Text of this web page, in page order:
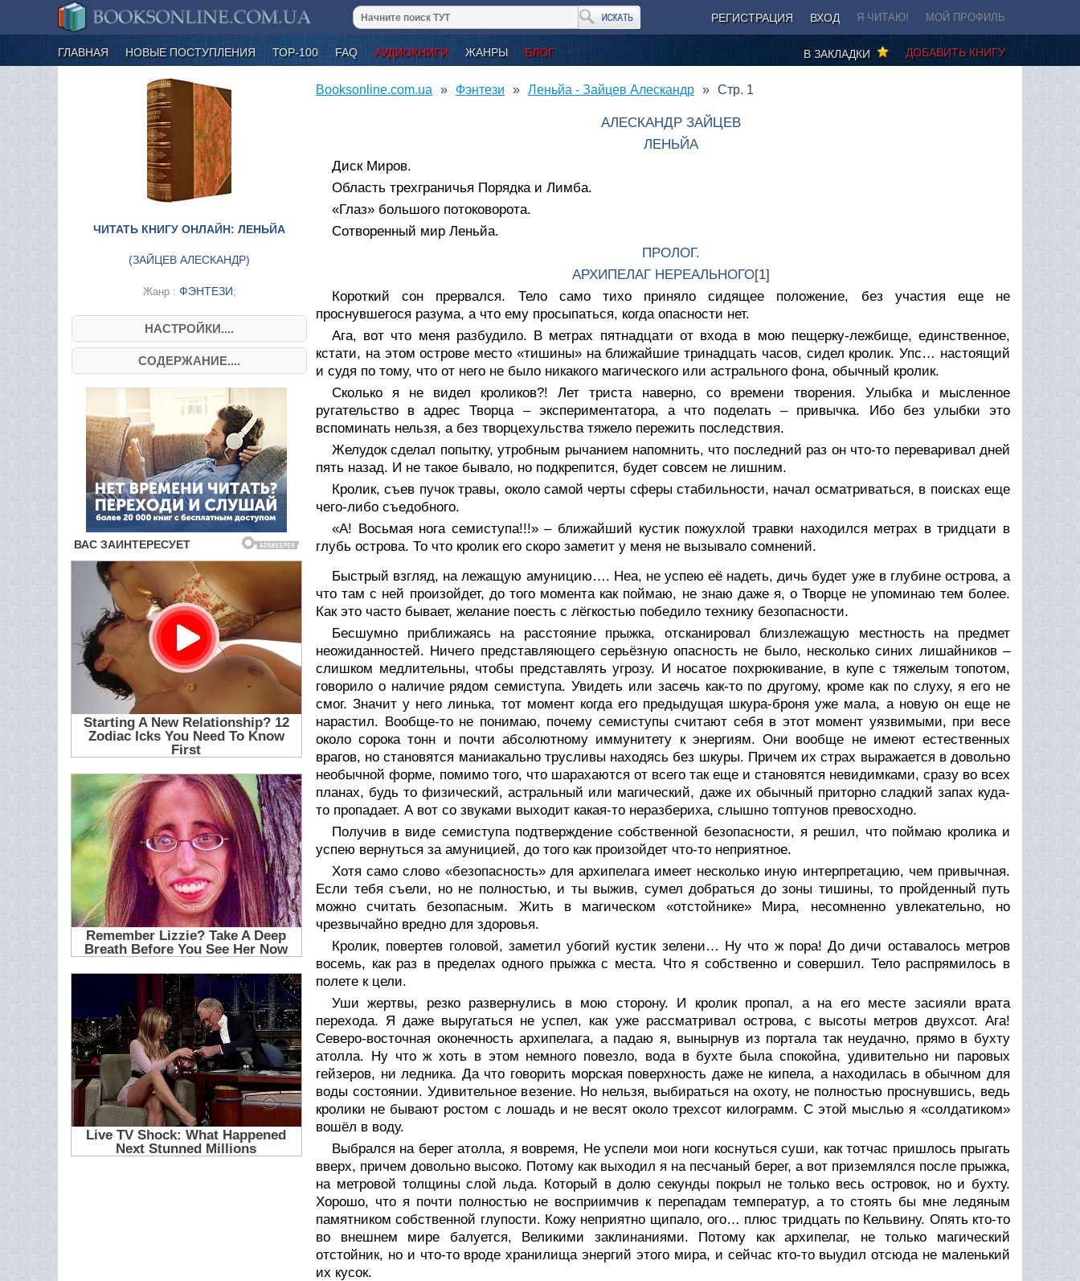
РЕГИСТРАЦИЯ ВХОД Я ЧИТАЮ! МОЙ ПРОФИЛЬ
ГЛАВНАЯ НОВЫЕ ПОСТУПЛЕНИЯ ТОР-100 FAQ АУДИОКНИГИ ЖАНРЫ БЛОГ ДОБАВИТЬ КНИГУ
В ЗАКЛАДКИ
ЧИТАТЬ КНИГУ ОНЛАЙН: ЛЕНЬЙА
(ЗАЙЦЕВ АЛЕСКАНДР)
Жанр : ФЭНТЕЗИ;
НАСТРОЙКИ....
СОДЕРЖАНИЕ....
Booksonline.com.ua Фэнтези Леньйа - Зайцев Алескандр Стр. 1
АЛЕСКАНДР ЗАЙЦЕВ
ЛЕНЬЙА
Диск Миров.
Область трехграничья Порядка и Лимба.
«Глаз» большого потоковорота.
Сотворенный мир Леньйа.
ПРОЛОГ.
АРХИПЕЛАГ НЕРЕАЛЬНОГО[1]
Короткий сон прервался. Тело само тихо приняло сидящее положение, без участия еще не
проснувшегося разума, а что ему просыпаться, когда опасности нет.
Ага, вот что меня разбудило. В метрах пятнадцати от входа в мою пещерку-лежбище, единственное,
кстати, на этом острове место «тишины» на ближайшие тринадцать часов, сидел кролик. Упс… настоящий
и судя по тому, что от него не было никакого магического или астрального фона, обычный кролик.
Сколько я не видел кроликов?! Лет триста наверно, со времени творения. Улыбка и мысленное
ругательство в адрес Творца – экспериментатора, а что поделать – привычка. Ибо без улыбки это
вспоминать нельзя, а без творцехульства тяжело пережить последствия.
Желудок сделал попытку, утробным рычанием напомнить, что последний раз он что-то переваривал дней
пять назад. И не такое бывало, но подкрепится, будет совсем не лишним.
Кролик, съев пучок травы, около самой черты сферы стабильности, начал осматриваться, в поисках еще
чего-либо съедобного.
«А! Восьмая нога семиступа!!!» – ближайший кустик пожухлой травки находился метрах в тридцати в
глубь острова. То что кролик его скоро заметит у меня не вызывало сомнений.
Быстрый взгляд, на лежащую амуницию…. Неа, не успею её надеть, дичь будет уже в глубине острова, а
что там с ней произойдет, до того момента как поймаю, не знаю даже я, о Творце не упоминаю тем более.
Как это часто бывает, желание поесть с лёгкостью победило технику безопасности.
Бесшумно приближаясь на расстояние прыжка, отсканировал близлежащую местность на предмет
неожиданностей. Ничего представляющего серьёзную опасность не было, несколько синих лишайников –
слишком медлительны, чтобы представлять угрозу. И носатое похрюкивание, в купе с тяжелым топотом,
говорило о наличие рядом семиступа. Увидеть или засечь как-то по другому, кроме как по слуху, я его не
смог. Значит у него линька, тот момент когда его предыдущая шкура-броня уже мала, а новую он еще не
нарастил. Вообще-то не понимаю, почему семиступы считают себя в этот момент уязвимыми, при весе
около сорока тонн и почти абсолютному иммунитету к энергиям. Они вообще не имеют естественных
врагов, но становятся маниакально трусливы находясь без шкуры. Причем их страх выражается в довольно
необычной форме, помимо того, что шарахаются от всего так еще и становятся невидимками, сразу во всех
планах, будь то физический, астральный или магический, даже их обычный приторно сладкий запах куда-
то пропадает. А вот со звуками выходит какая-то неразбериха, слышно топтунов превосходно.
Получив в виде семиступа подтверждение собственной безопасности, я решил, что поймаю кролика и
успею вернуться за амуницией, до того как произойдет что-то неприятное.
Хотя само слово «безопасность» для архипелага имеет несколько иную интерпретацию, чем привычная.
Если тебя съели, но не полностью, и ты выжив, сумел добраться до зоны тишины, то пройденный путь
можно считать безопасным. Жить в магическом «отстойнике» Мира, несомненно увлекательно, но
чрезвычайно вредно для здоровья.
Кролик, повертев головой, заметил убогий кустик зелени… Ну что ж пора! До дичи оставалось метров
восемь, как раз в пределах одного прыжка с места. Что я собственно и совершил. Тело распрямилось в
полете к цели.
Уши жертвы, резко развернулись в мою сторону. И кролик пропал, а на его месте засияли врата
перехода. Я даже выругаться не успел, как уже рассматривал острова, с высоты метров двухсот. Ага!
Северо-восточная оконечность архипелага, а падаю я, вынырнув из портала так неудачно, прямо в бухту
атолла. Ну что ж хоть в этом немного повезло, вода в бухте была спокойна, удивительно ни паровых
гейзеров, ни ледника. Да что говорить морская поверхность даже не кипела, а находилась в обычном для
воды состоянии. Удивительное везение. Но нельзя, выбираться на охоту, не полностью проснувшись, ведь
кролики не бывают ростом с лошадь и не весят около трехсот килограмм. С этой мыслью я «солдатиком»
вошёл в воду.
Выбрался на берег атолла, я вовремя, Не успели мои ноги коснуться суши, как тотчас пришлось прыгать
вверх, причем довольно высоко. Потому как выходил я на песчаный берег, а вот приземлялся после прыжка,
на метровой толщины слой льда. Который в долю секунды покрыл не только весь островок, но и бухту.
Хорошо, что я почти полностью не восприимчив к перепадам температур, а то стоять бы мне ледяным
памятником собственной глупости. Кожу неприятно щипало, ого… плюс тридцать по Кельвину. Опять кто-то
во внешнем мире балуется, Великими заклинаниями. Потому как архипелаг, не только магический
отстойник, но и что-то вроде хранилища энергий этого мира, и сейчас кто-то выудил отсюда не маленький
их кусок.